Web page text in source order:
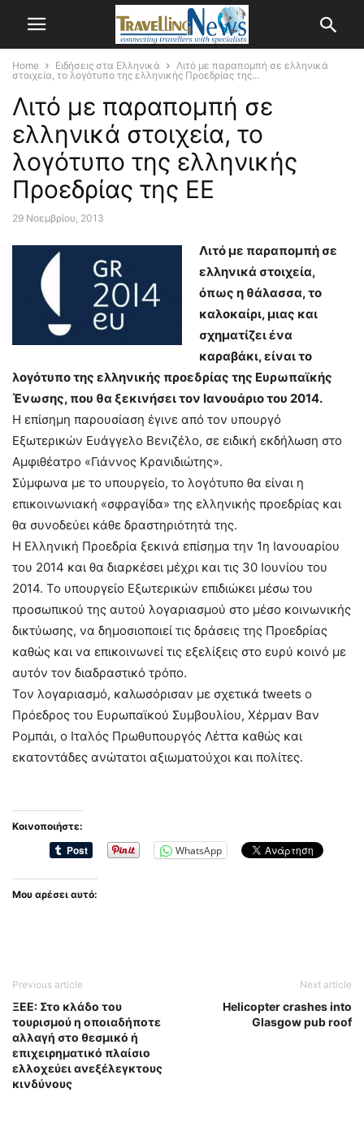
Home Ειδήσεις στα Ελληνικά
Λιτό με παραπομπή σε ελληνικά
στοιχεία, το λογότυπο της ελληνικής Προεδρίας της...
Λιτό με παραπομπή σε
ελληνικά στοιχεία, το
λογότυπο της ελληνικής
Προεδρίας της ΕΕ
29 Νοεμβρίου, 2013
Λιτό με παραπομπή σε
ελληνικά στοιχεία,
όπως η θάλασσα, το
καλοκαίρι, μιας και
σχηματίζει ένα
καραβάκι, είναι το
λογότυπο της ελληνικής προεδρίας της Ευρωπαϊκής
Ένωσης, που θα ξεκινήσει τον Ιανουάριο του 2014.
Η επίσημη παρουσίαση έγινε από τον υπουργό
Εξωτερικών Ευάγγελο Βενιζέλο, σε ειδική εκδήλωση στο
Αμφιθέατρο «Γιάννος Κρανιδιώτης».
Σύμφωνα με το υπουργείο, το λογότυπο θα είναι η
επικοινωνιακή «σφραγίδα» της ελληνικής προεδρίας και
θα συνοδεύει κάθε δραστηριότητά της.
Η Ελληνική Προεδρία ξεκινά επίσημα την 1η Ιανουαρίου
του 2014 και θα διαρκέσει μέχρι και τις 30 Ιουνίου του
2014. Το υπουργείο Εξωτερικών επιδιώκει μέσω του
προσωπικού της αυτού λογαριασμού στο μέσο κοινωνικής
δικτύωσης, να δημοσιοποιεί τις δράσεις της Προεδρίας
καθώς και να επικοινωνεί τις εξελίξεις στο ευρύ κοινό με
αυτόν τον διαδραστικό τρόπο.
Τον λογαριασμό, καλωσόρισαν με σχετικά tweets o
Πρόεδρος του Ευρωπαϊκού Συμβουλίου, Χέρμαν Βαν
Ρομπάι, ο Ιταλός Πρωθυπουργός Λέττα καθώς και
εκατοντάδες ανώτατοι αξιωματούχοι και πολίτες.
Κοινοποιήστε:
WhatsApp
Μου αρέσει αυτό:
Previous article
ΞΕΕ: Στο κλάδο του
τουρισμού η οποιαδήποτε
αλλαγή στο θεσμικό ή
επιχειρηματικό πλαίσιο
ελλοχεύει ανεξέλεγκτους
κινδύνους
Next article
Helicopter crashes into
Glasgow pub roof